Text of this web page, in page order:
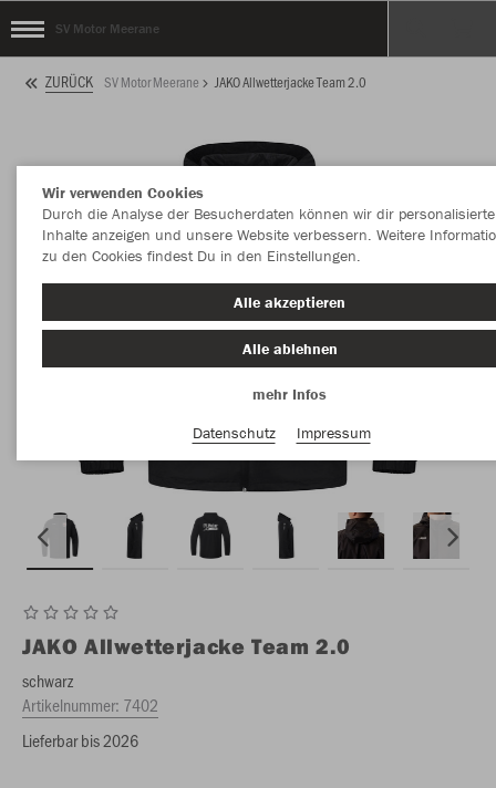
SV Motor Meerane
ZURÜCK SV Motor Meerane JAKO Allwetterjacke Team 2.0
JAKO Allwetterjacke Team 2.0
schwarz
Artikelnummer: 7402
Lieferbar bis 2026
Wir verwenden Cookies
Durch die Analyse der Besucherdaten können wir dir personalisierte
Inhalte anzeigen und unsere Website verbessern. Weitere
zu den Cookies findest Du in den Einstellungen.
Alle akzeptieren
Alle ablehnen
mehr Infos
Datenschutz
Impressum